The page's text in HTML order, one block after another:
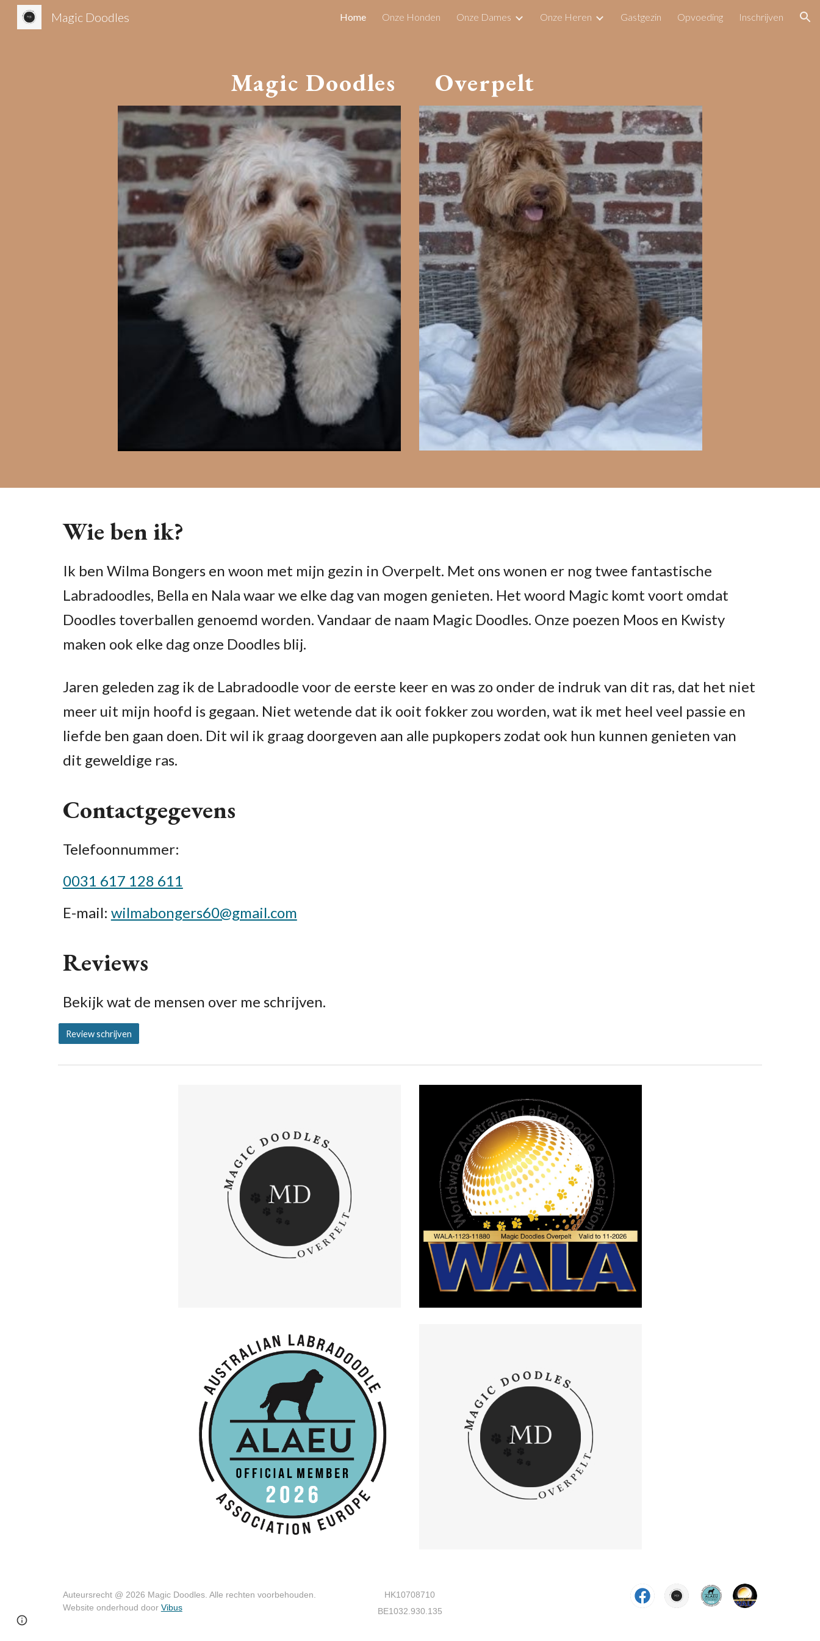
Skip to main content Skip to navigation
Magic Doodles Home Onze Honden Onze Dames Onze Heren Gastgezin Opvoeding Inschrijven
Magic Doodles Overpelt
Wie ben ik?
Ik ben Wilma Bongers en woon met mijn gezin in Overpelt. Met ons wonen er nog twee fantastische
Labradoodles, Bella en Nala waar we elke dag van mogen genieten. Het woord Magic komt voort omdat
Doodles toverballen genoemd worden. Vandaar de naam Magic Doodles. Onze poezen Moos en Kwisty
maken ook elke dag onze Doodles blij.
Jaren geleden zag ik de Labradoodle voor de eerste keer en was zo onder de indruk van dit ras, dat het niet
meer uit mijn hoofd is gegaan. Niet wetende dat ik ooit fokker zou worden, wat ik met heel veel passie en
liefde ben gaan doen. Dit wil ik graag doorgeven aan alle pupkopers zodat ook hun kunnen genieten van
dit geweldige ras.
Contactgegevens
Telefoonnummer:
0031 617 128 611
E-mail: wilmabongers60@gmail.com
Reviews
Bekijk wat de mensen over me schrijven.
Review schrijven
Auteursrecht @ 2026 Magic Doodles. Alle rechten voorbehouden.
Website onderhoud door Vibus
HK10708710
BE1032.930.135